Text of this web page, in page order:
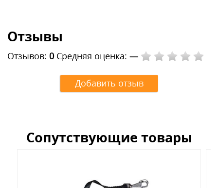
Отзывы
Отзывов: 0 Средняя оценка: —
Добавить отзыв
Сопутствующие товары